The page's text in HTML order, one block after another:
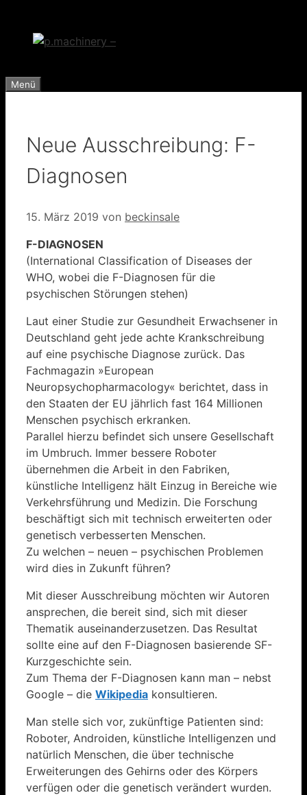
springen
Menü
Neue Ausschreibung: F-
Diagnosen
15. März 2019 von beckinsale
F-DIAGNOSEN
(International Classification of Diseases der
WHO, wobei die F-Diagnosen für die
psychischen Störungen stehen)
Laut einer Studie zur Gesundheit Erwachsener in
Deutschland geht jede achte Krankschreibung
auf eine psychische Diagnose zurück. Das
Fachmagazin »European
Neuropsychopharmacology« berichtet, dass in
den Staaten der EU jährlich fast 164 Millionen
Menschen psychisch erkranken.
Parallel hierzu befindet sich unsere Gesellschaft
im Umbruch. Immer bessere Roboter
übernehmen die Arbeit in den Fabriken,
künstliche Intelligenz hält Einzug in Bereiche wie
Verkehrsführung und Medizin. Die Forschung
beschäftigt sich mit technisch erweiterten oder
genetisch verbesserten Menschen.
Zu welchen – neuen – psychischen Problemen
wird dies in Zukunft führen?
Mit dieser Ausschreibung möchten wir Autoren
ansprechen, die bereit sind, sich mit dieser
Thematik auseinanderzusetzen. Das Resultat
sollte eine auf den F-Diagnosen basierende SF-
Kurzgeschichte sein.
Zum Thema der F-Diagnosen kann man – nebst
Google – die Wikipedia konsultieren.
Man stelle sich vor, zukünftige Patienten sind:
Roboter, Androiden, künstliche Intelligenzen und
natürlich Menschen, die über technische
Erweiterungen des Gehirns oder des Körpers
verfügen oder die genetisch verändert wurden.